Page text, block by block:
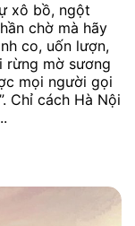
xô bồ, ngột
chờ mà hãy
co, uốn lượn,
rừng mờ sương
mọi người gọi
Chỉ cách Hà Nội